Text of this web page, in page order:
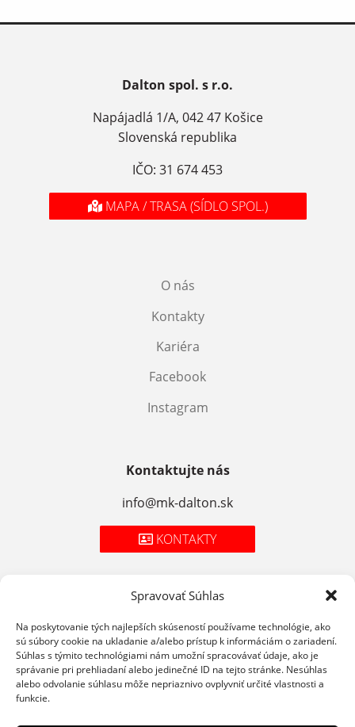
Spravovať Súhlas
Na poskytovanie tých najlepších skúseností používame technológie, ako
sú súbory cookie na ukladanie a/alebo prístup k informáciám o zariadení.
Súhlas s týmito technológiami nám umožní spracovávať údaje, ako je
správanie pri prehliadaní alebo jedinečné ID na tejto stránke. Nesúhlas
alebo odvolanie súhlasu môže nepriaznivo ovplyvniť určité vlastnosti a
funkcie.
Dalton spol. s r.o.
Napájadlá 1/A, 042 47 Košice
Slovenská republika
IČO: 31 674 453
MAPA / TRASA (SÍDLO SPOL.)
O nás
Kontakty
Kariéra
Facebook
Instagram
Kontaktujte nás
info@mk-dalton.sk
KONTAKTY
Cookies
Podmienky použitia